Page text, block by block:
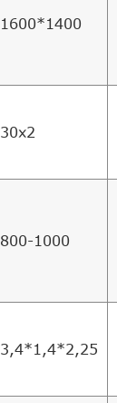
1600*1400
30x2
800-1000
3,4*1,4*2,25